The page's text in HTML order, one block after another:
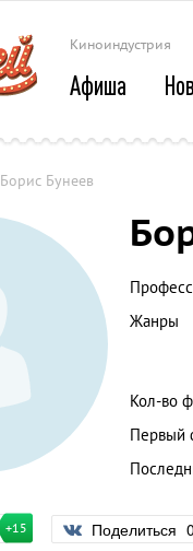
Киноиндустрия
Афиша
Борис Бунеев
Жанры
Кол-во
Первый
+15 Поделиться 0